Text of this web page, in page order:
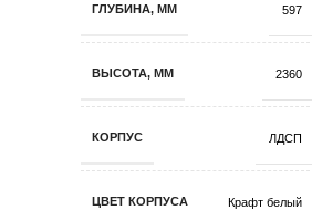
ГЛУБИНА, ММ 597
ВЫСОТА, ММ 2360
КОРПУС ЛДСП
ЦВЕТ КОРПУСА Крафт белый